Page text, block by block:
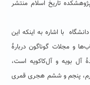
تاریخ اسلام منتشر
با اشاره به اینکه این
و مجلات گوناگون دربارۀ
آل بویه و آل‌کاکویه است،
پنجم و ششم هجری قمری